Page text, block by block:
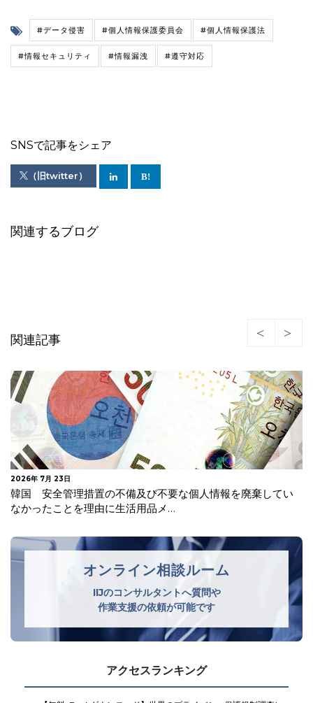
#データ侵害 #個人情報保護委員会 #個人情報保護法
#情報セキュリティ #情報漏洩 #遵守対応
SNSで記事をシェア
（旧twitter）
関連するブログ
関連記事
2026年 7月 21日
AIチャットボット導入後に必要な外部送信規律対応とは？
オンライン相談ルーム
IIJのコンサルタントへ質問や
作業支援の依頼が可能です
アクセスランキング